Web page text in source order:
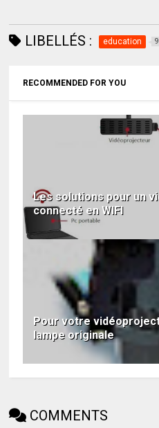
LIBELLÉS : education
RECOMMENDED FOR YOU
Les solutions pour un
connecté en WIFI
Pour votre
lampe originale
COMMENTS